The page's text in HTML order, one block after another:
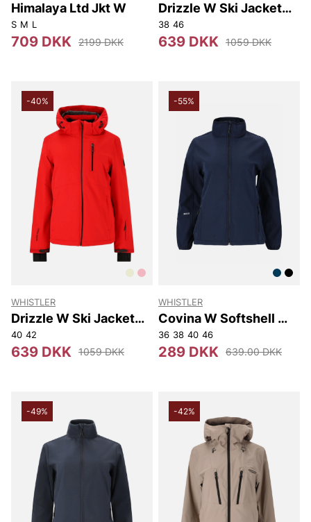
Himalaya Ltd Jkt W
S M L
709 DKK 2199 DKK
Drizzle W Ski Jacket
W-Pro 10000
38 46
639 DKK 1059 DKK
-40%
WHISTLER
Drizzle W Ski Jacket
W-Pro 10000
40 42
639 DKK 1059 DKK
-55%
WHISTLER
Covina W Softshell W-
Pro 8000
36 38 40 46
289 DKK 639.00 DKK
-49% -42%